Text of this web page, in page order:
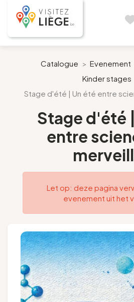
Bereid mijn verblijf voor
Onze suggesties
Volg ons
Groepen en touroperators
Catalogue > Evenement
Kinder stages
Stage d'été | Un été entre
Stage d'été
entre
Let op: deze pagina
evenement uit het